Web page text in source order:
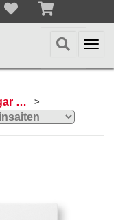
Jargar Saiten >